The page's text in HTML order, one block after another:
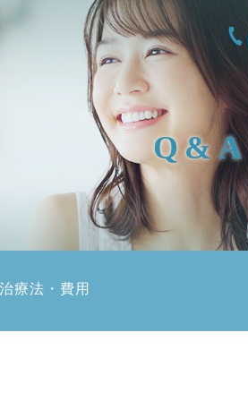
Q&A
治療法・費用